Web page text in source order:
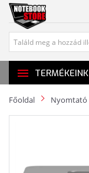
TERMÉKEINK
Főoldal Nyomtató